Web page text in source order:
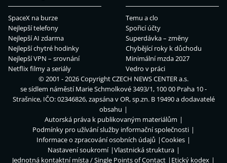
SpaceX na burze
Nejlepší telefony
Nejlepší AI zdarma
Nejlepší chytré hodinky
Nejlepší VPN – srovnání
Netflix filmy a seriály
Temu a clo
Spořicí účty
Superdávka – změny
Chybějící roky k důchodu
Minimální mzda 2027
Vedro v práci
© 2001 - 2026 CopyrightCZECH NEWS CENTER a.s.
se sídlem náměstí Marie Schmolkové 3493/1, 100 00 Praha 10 -
Strašnice, IČO: 02346826, zapsána v OR, sp.zn. B 19490 a dodavatelé
obsahu
Autorská práva k publikovaným materiálům
Podmínky pro užívání služby informační společnosti
Informace o zpracování osobních údajů
Cookies
Nastavení soukromí
Vlastnická struktura
Jednotná kontaktní místa / Single Points of Contact
Etický kodex